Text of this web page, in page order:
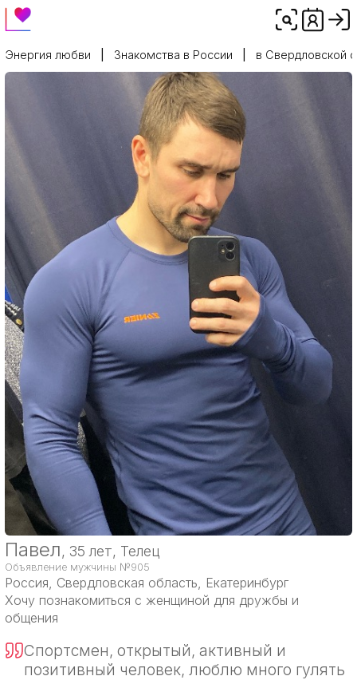
Энергия любви Знакомства в России в Свердловской
Павел, 35 лет, Телец
Объявление мужчины №905
Россия, Свердловская область, Екатеринбург
Хочу познакомиться с женщиной для дружбы и
общения
Спортсмен, открытый, активный и
позитивный человек, люблю много гулять